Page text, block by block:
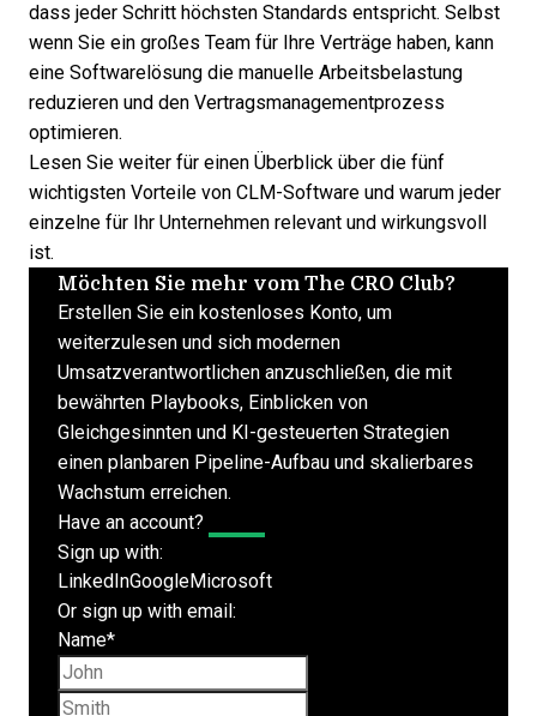
dass jeder Schritt höchsten Standards entspricht. Selbst
wenn Sie ein großes Team für Ihre Verträge haben, kann
eine Softwarelösung die manuelle Arbeitsbelastung
reduzieren und den Vertragsmanagementprozess
optimieren.
Lesen Sie weiter für einen Überblick über die fünf
wichtigsten Vorteile von CLM-Software und warum jeder
einzelne für Ihr Unternehmen relevant und wirkungsvoll
ist.
Möchten Sie mehr vom The CRO Club?
Erstellen Sie ein kostenloses Konto, um
weiterzulesen und sich modernen
Umsatzverantwortlichen anzuschließen, die mit
bewährten Playbooks, Einblicken von
Gleichgesinnten und KI-gesteuerten Strategien
einen planbaren Pipeline-Aufbau und skalierbares
Wachstum erreichen.
Have an account?
Sign up with:
LinkedInGoogleMicrosoft
Or sign up with email:
Name*